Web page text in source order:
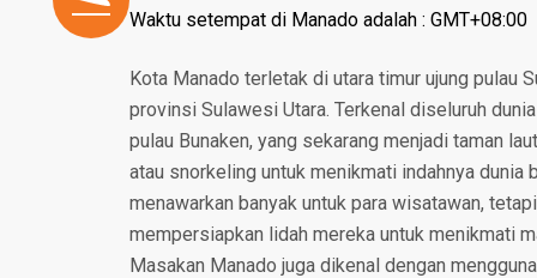
Waktu setempat di Manado adalah : GMT+08:00
Kota Manado terletak di utara timur ujung pulau
provinsi Sulawesi Utara. Terkenal diseluruh
pulau Bunaken, yang sekarang menjadi taman
atau snorkeling untuk menikmati indahnya dunia
menawarkan banyak untuk para wisatawan,
mempersiapkan lidah mereka untuk menikmati
Masakan Manado juga dikenal dengan